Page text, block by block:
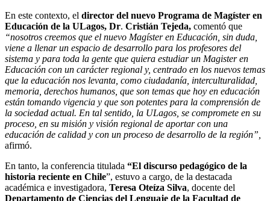
En este contexto, el director del nuevo Programa de Magíster en
Educación de la ULagos, Dr. Cristián Tejeda, comentó que
“nosotros creemos que el nuevo Magíster en Educación, sin duda,
viene a llenar un espacio de desarrollo para los profesores del
sistema y para toda la gente que quiera estudiar un Magister en
Educación con un carácter regional y, centrado en los nuevos temas
que la educación nos levanta, como ciudadanía, interculturalidad,
memoria, derechos humanos, que son temas que hoy en educación
están tomando vigencia y que son potentes para la comprensión de
la sociedad actual. En tal sentido, la ULagos, se compromete en su
proceso, en su misión y visión regional de aportar con una
educación de calidad y con un proceso de desarrollo de la región”,
afirmó.
En tanto, la conferencia titulada “El discurso pedagógico de la
historia reciente en Chile”, estuvo a cargo, de la destacada
académica e investigadora, Teresa Oteíza Silva, docente del
Departamento de Ciencias del Lenguaje de la Facultad de